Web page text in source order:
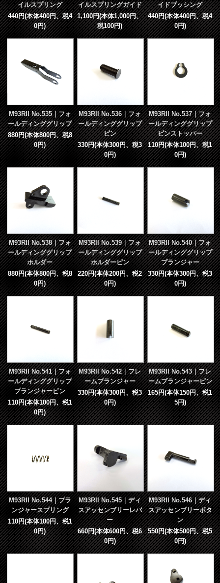
イルスプリング
440円(本体400円、税4
0円)
イルスプリングガイド
1,100円(本体1,000円、
税100円)
イドブッシング
440円(本体400円、税4
0円)
M93RII No.535｜フォ
ールディンググリップ
880円(本体800円、税8
0円)
M93RII No.536｜フォ
ールディンググリップ
ピン
330円(本体300円、税3
0円)
M93RII No.537｜フォ
ールディンググリップ
ピンストッパー
110円(本体100円、税1
0円)
M93RII No.538｜フォ
ールディンググリップ
ホルダー
880円(本体800円、税8
0円)
M93RII No.539｜フォ
ールディンググリップ
ホルダーピン
220円(本体200円、税2
0円)
M93RII No.540｜フォ
ールディンググリップ
プランジャー
330円(本体300円、税3
0円)
M93RII No.541｜フォ
ールディンググリップ
プランジャーピン
110円(本体100円、税1
0円)
M93RII No.542｜フレ
ームプランジャー
330円(本体300円、税3
0円)
M93RII No.543｜フレ
ームプランジャーピン
165円(本体150円、税1
5円)
M93RII No.544｜プラ
ンジャースプリング
110円(本体100円、税1
0円)
M93RII No.545｜ディ
スアッセンブリーレバ
ー
660円(本体600円、税6
0円)
M93RII No.546｜ディ
スアッセンブリーボタ
ン
550円(本体500円、税5
0円)